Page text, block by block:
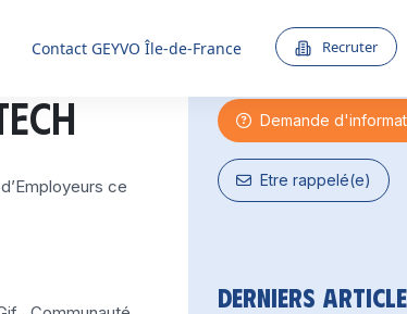
Contact GEYVO Île-de-France Recruter
ce
Une question ?
Demande
Etre rappelé(e)
Derniers